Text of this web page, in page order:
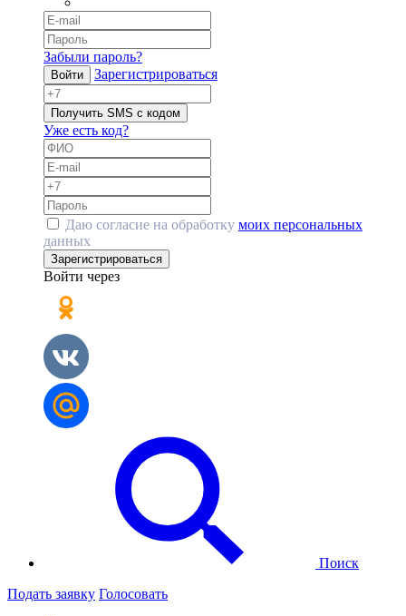
Забыли пароль?
Войти Зарегистрироваться
Получить SMS с кодом
Уже есть код?
Даю согласие на обработку моих персональных
данных
Зарегистрироваться
Войти через
Поиск
Подать заявку Голосовать